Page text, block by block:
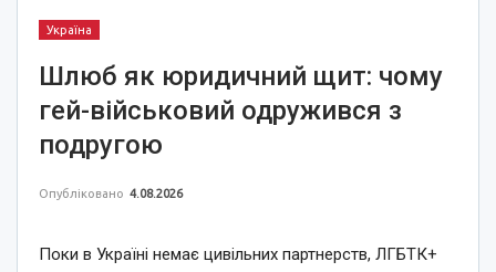
Україна
Шлюб як юридичний щит: чому
гей-військовий одружився з
подругою
Опубліковано 4.08.2026
Поки в Україні немає цивільних партнерств, ЛГБТК+